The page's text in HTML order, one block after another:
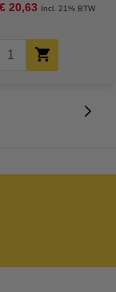
€ 20,63 Incl. 21% BTW